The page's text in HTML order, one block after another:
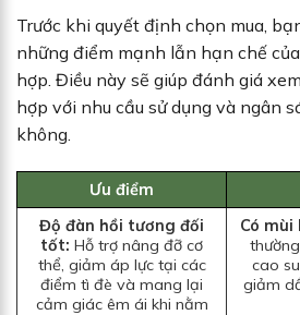
Trước khi quyết định chọn mua,
những điểm mạnh lẫn hạn chế
hợp. Điều này sẽ giúp đánh giá
hợp với nhu cầu sử dụng và ngân
không.
Ưu điểm
Độ đàn hồi tương đối
tốt: Hỗ trợ nâng đỡ cơ
thể, giảm áp lực tại các
điểm tì đè và mang lại
cảm giác êm ái khi nằm
Có mùi
cao
giảm